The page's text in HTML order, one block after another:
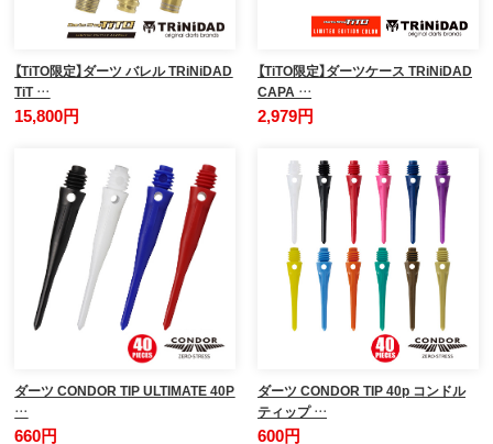
【TiTO限定】ダーツ バレル TRiNiDAD
TiT …
15,800円
【TiTO限定】ダーツケース TRiNiDAD
CAPA …
2,979円
ダーツ CONDOR TIP ULTIMATE 40P
…
660円
ダーツ CONDOR TIP 40p コンドル
ティップ …
600円